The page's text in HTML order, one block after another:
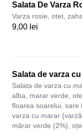
Salata De Varza
Varza rosie, otet,
9,00 lei
Salata de varza
Salata de varza cu
alba, marar verde,
floarea soarelui, sare
varza cu marar
mărar verde (2%),